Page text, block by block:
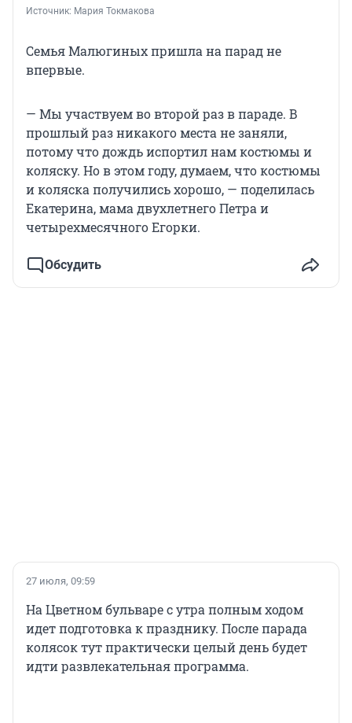
Источник: Мария Токмакова
Семья Малюгиных пришла на парад не
впервые.
— Мы участвуем во второй раз в параде. В
прошлый раз никакого места не заняли,
потому что дождь испортил нам костюмы и
коляску. Но в этом году, думаем, что костюмы
и коляска получились хорошо, — поделилась
Екатерина, мама двухлетнего Петра и
четырехмесячного Егорки.
Обсудить
27 июля, 09:59
На Цветном бульваре с утра полным ходом
идет подготовка к празднику. После парада
колясок тут практически целый день будет
идти развлекательная программа.